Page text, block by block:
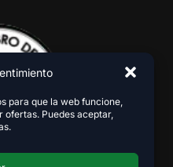
para que la web funcione,
Puedes aceptar,